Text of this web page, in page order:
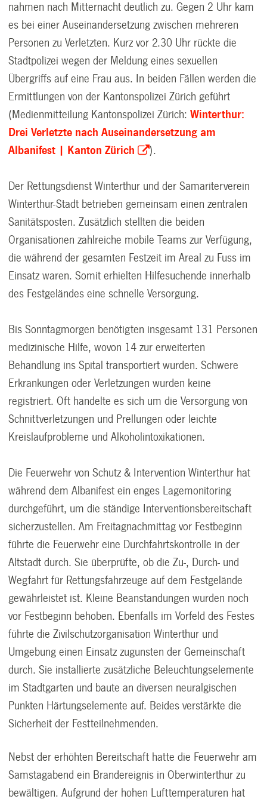
nahmen nach Mitternacht deutlich zu. Gegen 2 Uhr kam
es bei einer Auseinandersetzung zwischen mehreren
Personen zu Verletzten. Kurz vor 2.30 Uhr rückte die
Stadtpolizei wegen der Meldung eines sexuellen
Übergriffs auf eine Frau aus. In beiden Fällen werden die
Ermittlungen von der Kantonspolizei Zürich geführt
(Medienmitteilung Kantonspolizei Zürich:Winterthur:
Drei Verletzte nach Auseinandersetzung am
Albanifest | Kanton Zürich
).
Der Rettungsdienst Winterthur und der Samariterverein
Winterthur-Stadt betrieben gemeinsam einen zentralen
Sanitätsposten. Zusätzlich stellten die beiden
Organisationen zahlreiche mobile Teams zur Verfügung,
die während der gesamten Festzeit im Areal zu Fuss im
Einsatz waren. Somit erhielten Hilfesuchende innerhalb
des Festgeländes eine schnelle Versorgung.
Bis Sonntagmorgen benötigten insgesamt 131 Personen
medizinische Hilfe, wovon 14 zur erweiterten
Behandlung ins Spital transportiert wurden. Schwere
Erkrankungen oder Verletzungen wurden keine
registriert. Oft handelte es sich um die Versorgung von
Schnittverletzungen und Prellungen oder leichte
Kreislaufprobleme und Alkoholintoxikationen.
Die Feuerwehr von Schutz & Intervention Winterthur hat
während dem Albanifest ein enges Lagemonitoring
durchgeführt, um die ständige Interventionsbereitschaft
sicherzustellen. Am Freitagnachmittag vor Festbeginn
führte die Feuerwehr eine Durchfahrtskontrolle in der
Altstadt durch. Sie überprüfte, ob die Zu-, Durch- und
Wegfahrt für Rettungsfahrzeuge auf dem Festgelände
gewährleistet ist. Kleine Beanstandungen wurden noch
vor Festbeginn behoben. Ebenfalls im Vorfeld des Festes
führte die Zivilschutzorganisation Winterthur und
Umgebung einen Einsatz zugunsten der Gemeinschaft
durch. Sie installierte zusätzliche Beleuchtungselemente
im Stadtgarten und baute an diversen neuralgischen
Punkten Härtungselemente auf. Beides verstärkte die
Sicherheit der Festteilnehmenden.
Nebst der erhöhten Bereitschaft hatte die Feuerwehr am
Samstagabend ein Brandereignis in Oberwinterthur zu
bewältigen. Aufgrund der hohen Lufttemperaturen hat